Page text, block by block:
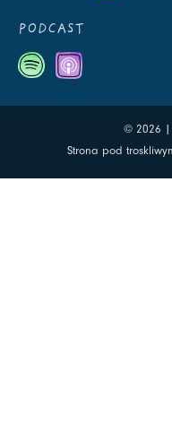
PODCAST
© 2026 |
Strona pod